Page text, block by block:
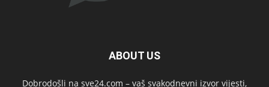
ABOUT US
Dobrodošli na sve24.com – vaš svakodnevni izvor vijesti,